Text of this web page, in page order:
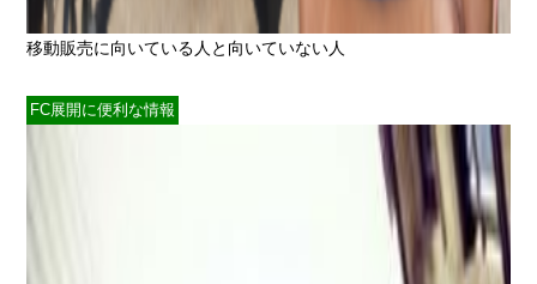
移動販売に向いている人と向いていない人
FC展開に便利な情報